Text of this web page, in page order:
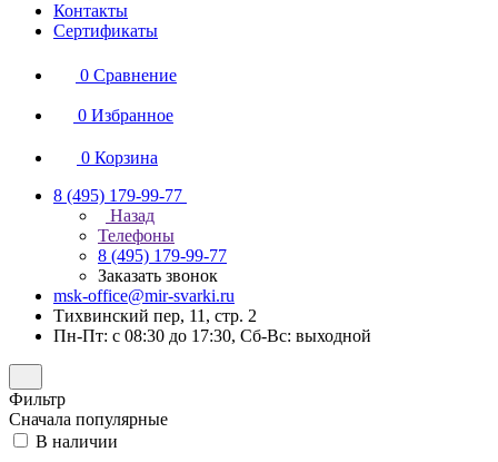
Контакты
Сертификаты
0 Сравнение
0 Избранное
0 Корзина
8 (495) 179-99-77
Назад
Телефоны
8 (495) 179-99-77
Заказать звонок
msk-office@mir-svarki.ru
Тихвинский пер, 11, стр. 2
Пн-Пт: с 08:30 до 17:30, Сб-Вс: выходной
Фильтр
Сначала популярные
В наличии